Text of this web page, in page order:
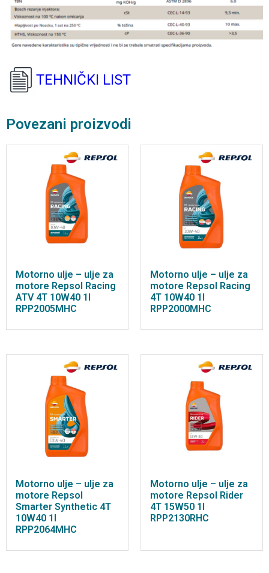
TEHNIČKI LIST
Povezani proizvodi
Motorno ulje – ulje za
motore Repsol Racing
ATV 4T 10W40 1l
RPP2005MHC
Motorno ulje – ulje za
motore Repsol Racing
4T 10W40 1l
RPP2000MHC
Motorno ulje – ulje za
motore Repsol
Smarter Synthetic 4T
10W40 1l
RPP2064MHC
Motorno ulje – ulje za
motore Repsol Rider
4T 15W50 1l
RPP2130RHC